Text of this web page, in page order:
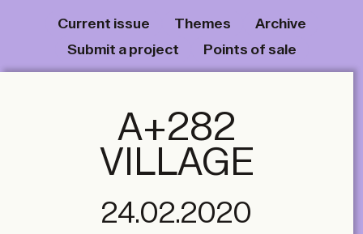
Current issue Themes
Archive
Submit a project
Points of sale
A+282
VILLAGE
24.02.2020